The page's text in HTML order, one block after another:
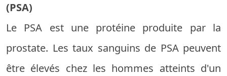
(PSA)
Le PSA est une protéine produite par la
prostate. Les taux sanguins de PSA peuvent
être élevés chez les hommes atteints d'un